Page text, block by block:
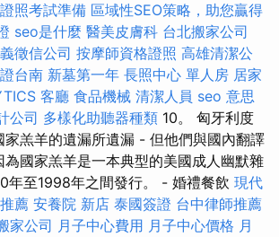
照考試準備 區域性SEO策略，助您贏得
seo是什麼 醫美皮膚科 台北搬家公司
徵信公司 按摩師資格證照 高雄清潔公
台南 新墓第一年 長照中心 單人房 居家
客廳 食品機械 清潔人員 seo 意思
公司 多樣化助聽器種類 10。 匈牙利度
家羔羊的遺漏所遺漏 - 但他們與國內翻譯
國家羔羊是一本典型的美國成人幽默雜
年至1998年之間發行。 - 婚禮餐飲 現代
薦 安養院 新店 泰國簽證 台中律師推薦
家公司 月子中心費用 月子中心價格 月